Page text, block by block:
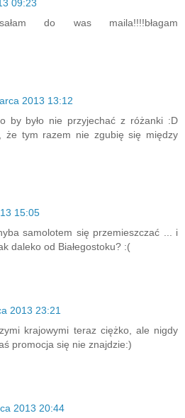
09:23
do was maila!!!!błagam
2013 13:12
by było nie przyjechać z różanki :D
że tym razem nie zgubię się między
15:05
samolotem się przemieszczać ... i
daleko od Białegostoku? :(
2013 23:21
krajowymi teraz ciężko, ale nigdy
promocja się nie znajdzie:)
2013 20:44